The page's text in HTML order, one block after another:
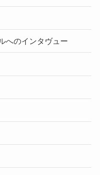
へのインタヴュー